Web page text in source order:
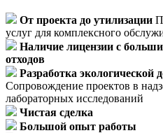
От проекта до утилизации
услуг для комплексного
Наличие лицензии с
отходов
Разработка экологической
Сопровождение проектов в
лабораторных исследований
Чистая сделка
Большой опыт работы